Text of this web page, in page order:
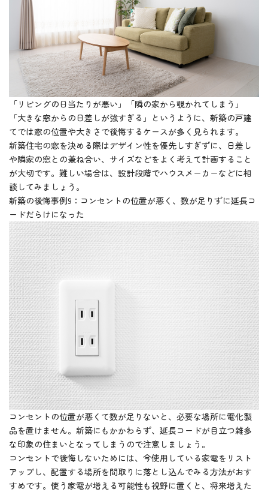
「リビングの日当たりが悪い」「隣の家から覗かれてしまう」
「大きな窓からの日差しが強すぎる」というように、新築の戸建
てでは窓の位置や大きさで後悔するケースが多く見られます。
新築住宅の窓を決める際はデザイン性を優先しすぎずに、日差し
や隣家の窓との兼ね合い、サイズなどをよく考えて計画すること
が大切です。難しい場合は、設計段階でハウスメーカーなどに相
談してみましょう。
新築の後悔事例9：コンセントの位置が悪く、数が足りずに延長コ
ードだらけになった
コンセントの位置が悪くて数が足りないと、必要な場所に電化製
品を置けません。新築にもかかわらず、延長コードが目立つ雑多
な印象の住まいとなってしまうので注意しましょう。
コンセントで後悔しないためには、今使用している家電をリスト
アップし、配置する場所を間取りに落とし込んでみる方法がおす
すめです。使う家電が増える可能性も視野に置くと、将来増えた